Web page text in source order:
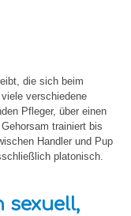
die sich beim
verschiedene
Pfleger, über einen
trainiert bis
Handler und Pup
platonisch.
sexuell,